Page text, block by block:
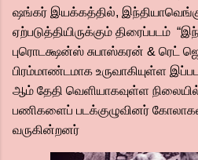
ஷங்கர் இயக்கத்தில்,
ஏற்படுத்தியிருக்கும் திரைப்படம்
புரொடக்ஷன்ஸ் சுபாஸ்கரன் & ரெட்
பிரம்மாண்டமாக உருவாகியுள்ள
ஆம் தேதி வெளியாகவுள்ள
பணிகளைப் படக்குழுவினர்
வருகின்றனர்